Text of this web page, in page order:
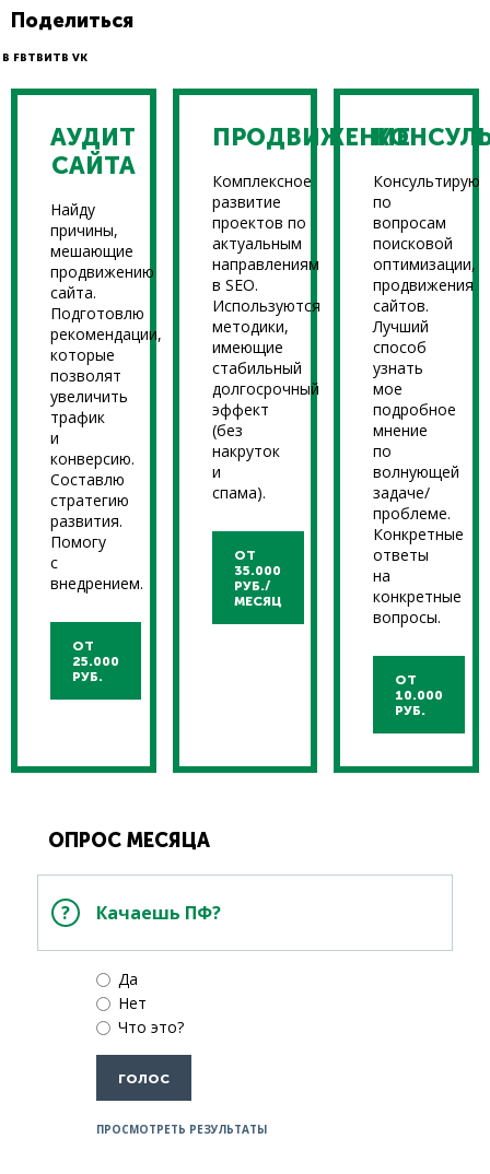
Поделиться
В FBТВИТВ VK
АУДИТ
САЙТА
Найду
причины,
мешающие
продвижению
сайта.
Подготовлю
рекомендации,
которые
позволят
увеличить
трафик
и
конверсию.
Составлю
стратегию
развития.
Помогу
с
внедрением.
ОТ
25.000
РУБ.
ПРОДВИЖЕНИЕ
Комплексное
развитие
проектов по
актуальным
направлениям
в SEO.
Используются
методики,
имеющие
стабильный
долгосрочный
эффект
(без
накруток
и
спама).
ОТ
35.000
РУБ./
МЕСЯЦ
Консультирую
по
вопросам
поисковой
оптимизации,
продвижения
сайтов.
Лучший
способ
узнать
мое
подробное
мнение
по
волнующей
задаче/
проблеме.
Конкретные
ответы
на
конкретные
вопросы.
ОТ
10.000
РУБ.
ОПРОС МЕСЯЦА
Качаешь ПФ?
Да
Нет
Что это?
ПРОСМОТРЕТЬ РЕЗУЛЬТАТЫ